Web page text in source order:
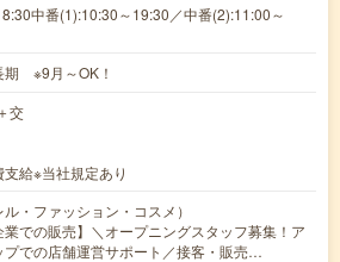
中番(1):10:30～19:30／中番(2):11:00～
期 ※9月～OK！
交
給※当社規定あり
・ファッション・コスメ）
業での販売】＼オープニングスタッフ募集！ア
プでの店舗運営サポート／接客・販売…